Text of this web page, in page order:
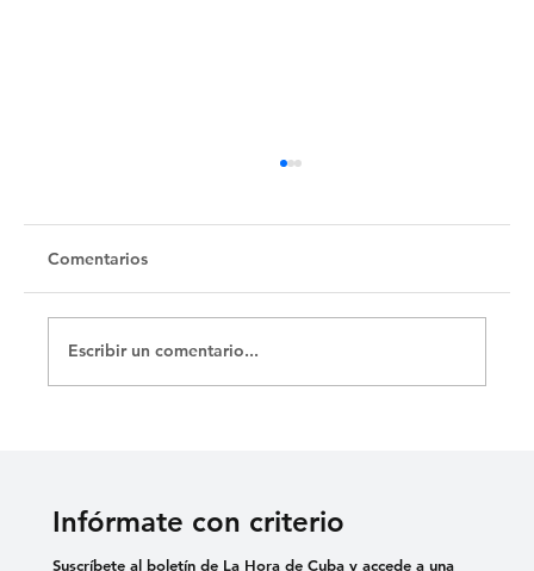
El héroe
Comentarios
Escribir un comentario...
Infórmate con criterio
Suscríbete al boletín de La Hora de Cuba y accede a una